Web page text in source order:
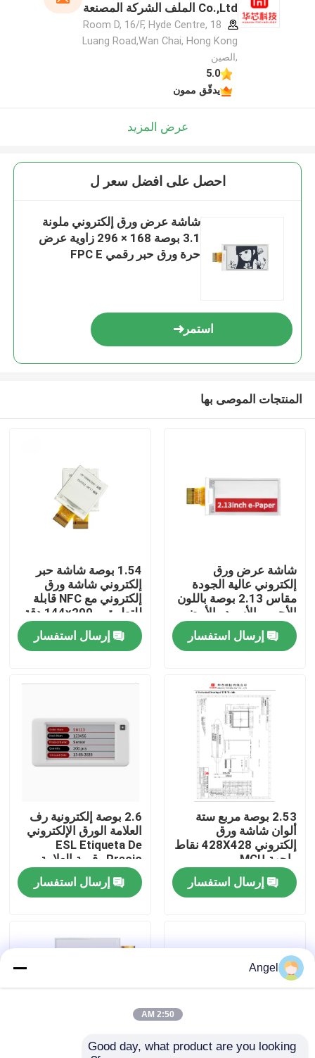
بيت
منتجات
أشرطة فيديو
عرض الواقع الافتراضي
معلومات عنا
جولة في المعمل
اتصل بنا
شاشة LCD TFT
Co.,Ltd الملف الشركة المصنعة
Room D, 16/F, Hyde Centre, 18
Luang Road,Wan Chai, Hong Kong
,الصين
5.0
يدقّق ممون
عرض المزيد
احصل على افضل سعر ل
شاشة عرض ورق إلكتروني ملونة
3.1 بوصة 168 × 296 زاوية عرض
حرة ورق حبر رقمي FPC E
استمر
المنتجات الموصى بها
شاشة عرض ورق
إلكتروني عالية الجودة
مقاس 2.13 بوصة باللون
الأحمر والأسود والأبيض
لغرض ملصق الرف
إرسال استفسار
1.54 بوصة شاشة حبر
إلكتروني شاشة ورق
إلكتروني مع NFC قابلة
للتطبيق و 144x200 دقة
إرسال استفسار
2.53 بوصة مربع ستة
ألوان شاشة ورق
إلكتروني 428X428 نقاط
واجهة MCU
إرسال استفسار
2.6 بوصة إلكترونية رف
العلامة الورق الإلكتروني
ESL Etiqueta De
Precio رقمية العلامة
السعرية للسلع التجارية
إرسال استفسار
Angel
2:50 AM
Good day, what product are you looking